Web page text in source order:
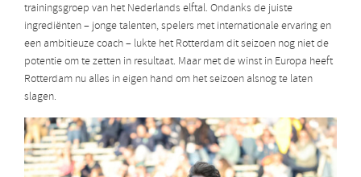
trainingsgroep van het Nederlands elftal. Ondanks de juiste
ingrediënten – jonge talenten, spelers met internationale ervaring en
een ambitieuze coach – lukte het Rotterdam dit seizoen nog niet de
potentie om te zetten in resultaat. Maar met de winst in Europa heeft
Rotterdam nu alles in eigen hand om het seizoen alsnog te laten
slagen.